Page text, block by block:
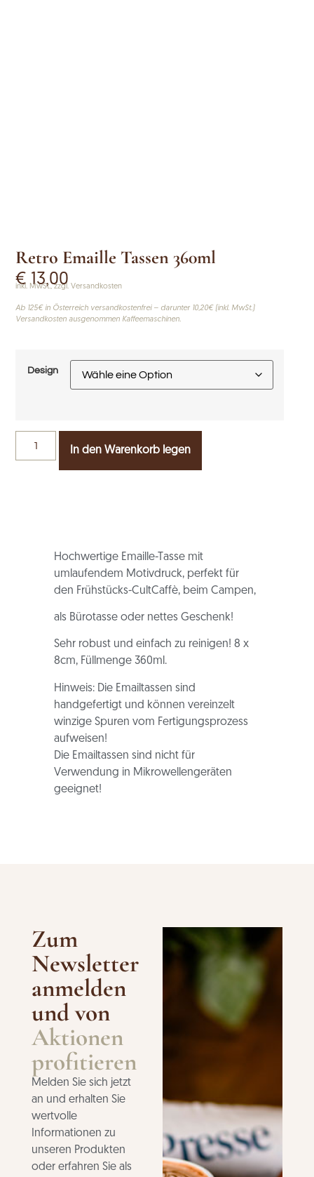
Retro Emaille Tassen 360ml
€ 13,00
inkl. MwSt., zzgl. Versandkosten
Ab 125€ in Österreich versandkostenfrei – darunter 10,20€ (inkl. MwSt.)
Versandkosten ausgenommen Kaffeemaschinen.
Design
In den Warenkorb legen
Hochwertige Emaille-Tasse mit
umlaufendem Motivdruck, perfekt für
den Frühstücks-CultCaffè, beim Campen,
als Bürotasse oder nettes Geschenk!
Sehr robust und einfach zu reinigen! 8 x
8cm, Füllmenge 360ml.
Hinweis: Die Emailtassen sind
handgefertigt und können vereinzelt
winzige Spuren vom Fertigungsprozess
aufweisen!
Die Emailtassen sind nicht für
Verwendung in Mikrowellengeräten
geeignet!
Zum
Newsletter
anmelden
und von
Aktionen
profitieren
Melden Sie sich jetzt
an und erhalten Sie
wertvolle
Informationen zu
unseren Produkten
oder erfahren Sie als